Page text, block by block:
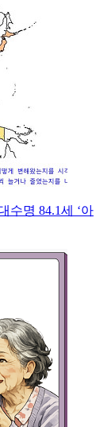
수명 84.1세 ‘아